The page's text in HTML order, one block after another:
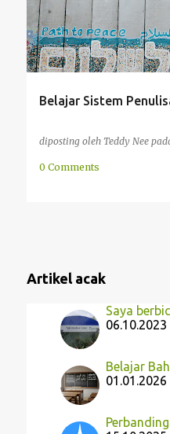
Belajar Sistem
diposting oleh Teddy Nee
0 Comments
Artikel acak
Saya
Belajar